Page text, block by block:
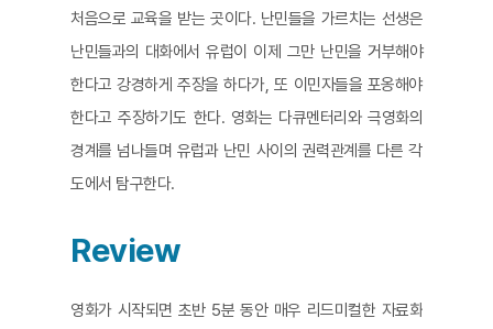
처음으로 교육을 받는 곳이다. 난민들을 가르치는 선생은
난민들과의 대화에서 유럽이 이제 그만 난민을 거부해야
한다고 강경하게 주장을 하다가, 또 이민자들을 포옹해야
한다고 주장하기도 한다. 영화는 다큐멘터리와 극영화의
경계를 넘나들며 유럽과 난민 사이의 권력관계를 다른 각
도에서 탐구한다.
Review
영화가 시작되면 초반 5분 동안 매우 리드미컬한 자료화